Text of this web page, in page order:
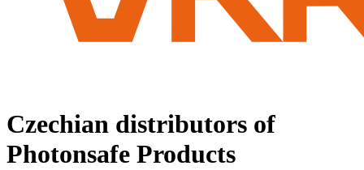
Czechian distributors of
Photonsafe Products